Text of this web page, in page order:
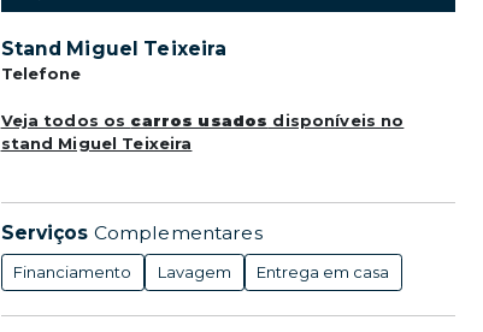
Stand Miguel Teixeira
Telefone
Veja todos os carros usados disponíveis no
stand Miguel Teixeira
Serviços Complementares
Financiamento Lavagem Entrega em casa